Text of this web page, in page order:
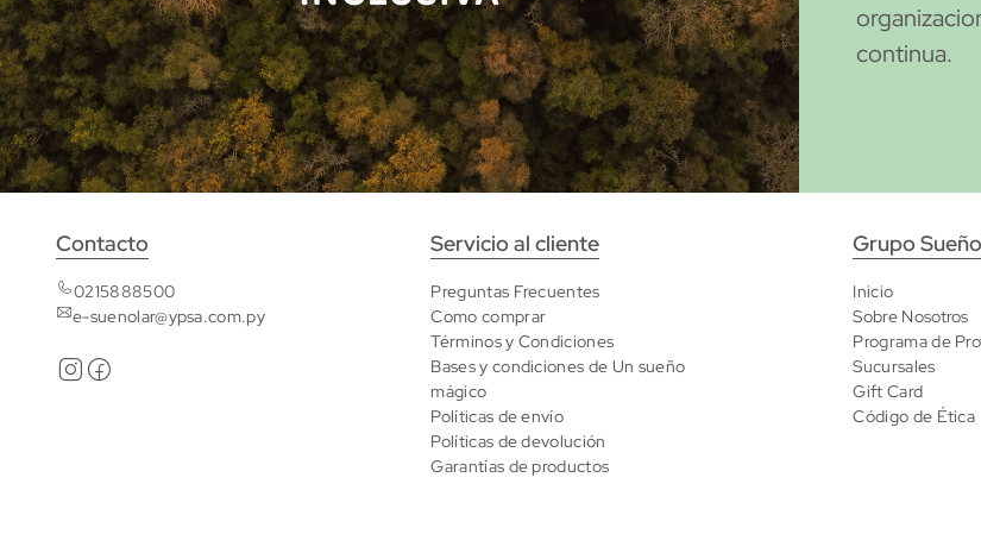
continua.
Contacto
0215888500
e-suenolar@ypsa.com.py
Servicio al cliente
Preguntas Frecuentes
Como comprar
Términos y Condiciones
Bases y condiciones de Un sueño
mágico
Políticas de envío
Políticas de devolución
Garantías de productos
Grupo
Inicio
Sobre Nosotros
Programa de
Sucursales
Gift Card
Código de Ética